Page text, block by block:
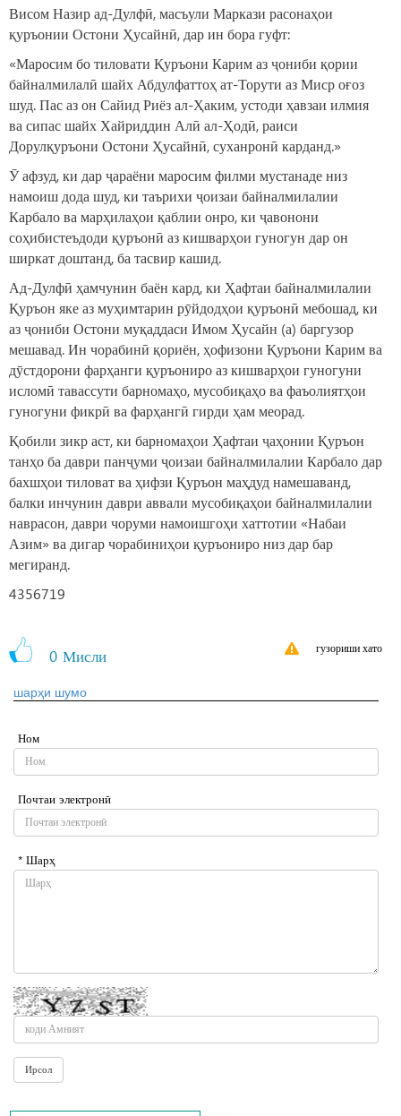
Висом Назир ад-Дулфӣ, масъули Маркази расонаҳои
қуръонии Остони Ҳусайнӣ, дар ин бора гуфт:
«Маросим бо тиловати Қуръони Карим аз ҷониби қории
байналмилалӣ шайх Абдулфаттоҳ ат-Торути аз Миср оғоз
шуд. Пас аз он Сайид Риёз ал-Ҳаким, устоди ҳавзаи илмия
ва сипас шайх Хайриддин Алӣ ал-Ҳодӣ, раиси
Дорулқуръони Остони Ҳусайнӣ, суханронӣ карданд.»
Ӯ афзуд, ки дар ҷараёни маросим филми мустанаде низ
намоиш дода шуд, ки таърихи ҷоизаи байналмилалии
Карбало ва марҳилаҳои қаблии онро, ки ҷавонони
соҳибистеъдоди қуръонӣ аз кишварҳои гуногун дар он
ширкат доштанд, ба тасвир кашид.
Ад-Дулфӣ ҳамчунин баён кард, ки Ҳафтаи байналмилалии
Қуръон яке аз муҳимтарин рӯйдодҳои қуръонӣ мебошад, ки
аз ҷониби Остони муқаддаси Имом Ҳусайн (а) баргузор
мешавад. Ин чорабинӣ қориён, ҳофизони Қуръони Карим ва
дӯстдорони фарҳанги қуръониро аз кишварҳои гуногуни
исломӣ тавассути барномаҳо, мусобиқаҳо ва фаъолиятҳои
гуногуни фикрӣ ва фарҳангӣ гирди ҳам меорад.
Қобили зикр аст, ки барномаҳои Ҳафтаи ҷаҳонии Қуръон
танҳо ба даври панҷуми ҷоизаи байналмилалии Карбало дар
бахшҳои тиловат ва ҳифзи Қуръон маҳдуд намешаванд,
балки инчунин даври аввали мусобиқаҳои байналмилалии
наврасон, даври чоруми намоишгоҳи хаттотии «Набаи
Азим» ва дигар чорабиниҳои қуръониро низ дар бар
мегиранд.
4356719
0 Мисли гузориши хато
шарҳи шумо
Ном
Почтаи электронӣ
* Шарҳ